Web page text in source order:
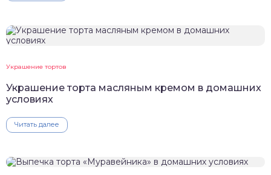
Украшение тортов
Украшение торта масляным кремом в домашних
условиях
Читать далее